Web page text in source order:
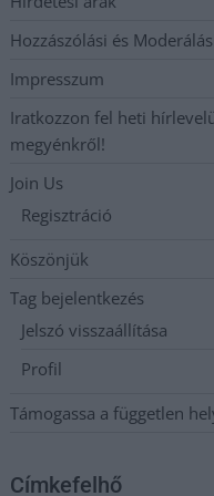
Hozzászólási és
Impresszum
Iratkozzon fel heti
megyénkről!
Join Us
Regisztráció
Köszönjük
Tag bejelentkezés
Jelszó visszaállítása
Profil
Támogassa a független
Címkefelhő